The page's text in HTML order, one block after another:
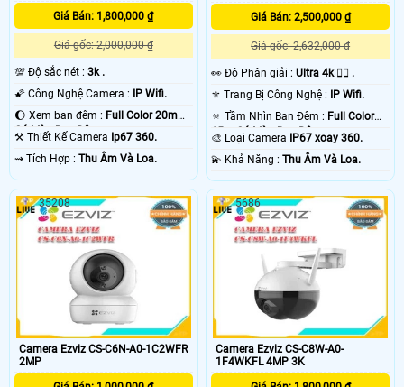
Giá Bán: 1,800,000 ₫
Giá gốc: 2,000,000 ₫
💯 Độ sắc nét : 3k .
🌠 Công Nghệ Camera : IP Wifi.
🌔 Xem ban đêm : Full Color 20m
Có Màu Ban Ðêm.
⚒ Thiết Kế Camera Ip67 360.
️⇝ Tích Hợp : Thu Âm Và Loa.
Giá Bán: 2,500,000 ₫
Giá gốc: 2,632,000 ₫
️👀 Độ Phân giải :Ultra 4k 👍🏾 .
⚜️ Trang Bị Công Nghệ :
IP Wifi.
🔅 Tầm Nhìn Ban Đêm : Full Color
15m Có Màu Ban Ðêm.
🎨 Loại Camera
IP67 xoay 360.
️💫 Khả Năng :Thu Âm Và Loa.
Camera Ezviz CS-C6N-A0-1C2WFR
2MP
35208
Camera Ezviz CS-C8W-A0-
1F4WKFL 4MP 3K
5686